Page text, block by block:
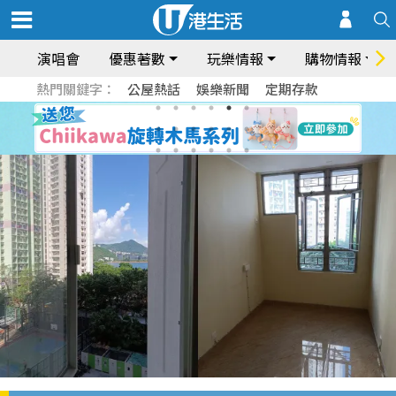
演唱會 優惠著數 玩樂情報 購物情報
熱門關鍵字： 公屋熱話 娛樂新聞 定期存款